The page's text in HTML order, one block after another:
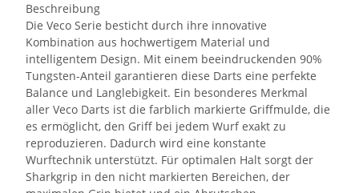
Beschreibung
Die Veco Serie besticht durch ihre innovative
Kombination aus hochwertigem Material und
intelligentem Design. Mit einem beeindruckenden 90%
Tungsten-Anteil garantieren diese Darts eine perfekte
Balance und Langlebigkeit. Ein besonderes Merkmal
aller Veco Darts ist die farblich markierte Griffmulde, die
es ermöglicht, den Griff bei jedem Wurf exakt zu
reproduzieren. Dadurch wird eine konstante
Wurftechnik unterstützt. Für optimalen Halt sorgt der
Sharkgrip in den nicht markierten Bereichen, der